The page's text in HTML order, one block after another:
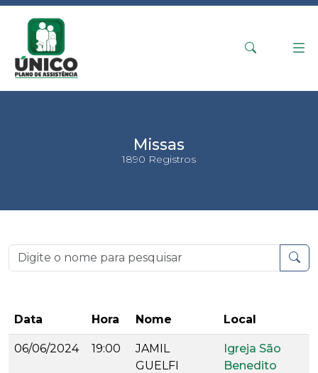
Missas
1890 Registros
Data Hora Nome Local
06/06/2024 19:00
JAMIL
GUELFI
Igreja São
Benedito